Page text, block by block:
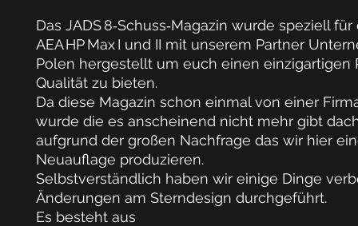
Das JADS 8‑Schuss‑Magazin wurde speziell für
AEA HP Max I und II mit unserem Partner
Polen hergestellt um euch einen einzigartigen
Qualität zu bieten.
Da diese Magazin schon einmal von einer
wurde die es anscheinend nicht mehr gibt
aufgrund der großen Nachfrage das wir hier
Neuauflage produzieren.
Selbstverständlich haben wir einige Dinge
Änderungen am Sterndesign durchgeführt.
Es besteht aus